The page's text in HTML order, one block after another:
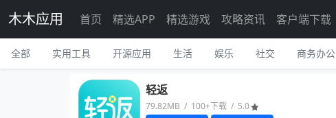
木木应用 首页 精选APP 精选游戏 攻略资讯 客户端下载
全部 实用工具 开源应用 生活 娱乐 社交 商务办公
轻返
79.82MB / 100+下载 / 5.0